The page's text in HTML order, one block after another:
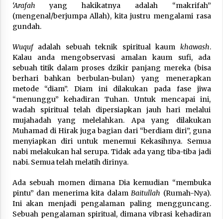
‘Arafah yang hakikatnya adalah “makrifah”
(mengenal/berjumpa Allah), kita justru mengalami rasa
gundah.
Wuqufadalah sebuah teknik spiritual kaum khawash.
Kalau anda mengobservasi amalan kaum sufi, ada
sebuah titik dalam proses dzikir panjang mereka (bisa
berhari bahkan berbulan-bulan) yang menerapkan
metode “diam”. Diam ini dilakukan pada fase jiwa
“menunggu” kehadiran Tuhan. Untuk mencapai ini,
wadah spiritual telah dipersiapkan jauh hari melalui
mujahadah yang melelahkan. Apa yang dilakukan
Muhamad di Hirak juga bagian dari “berdiam diri”, guna
menyiapkan diri untuk menemui Kekasihnya. Semua
nabi melakukan hal serupa. Tidak ada yang tiba-tiba jadi
nabi. Semua telah melatih dirinya.
Ada sebuah momen dimana Dia kemudian “membuka
pintu” dan menerima kita dalam Baitullah (Rumah-Nya).
Ini akan menjadi pengalaman paling mengguncang.
Sebuah pengalaman spiritual, dimana vibrasi kehadiran